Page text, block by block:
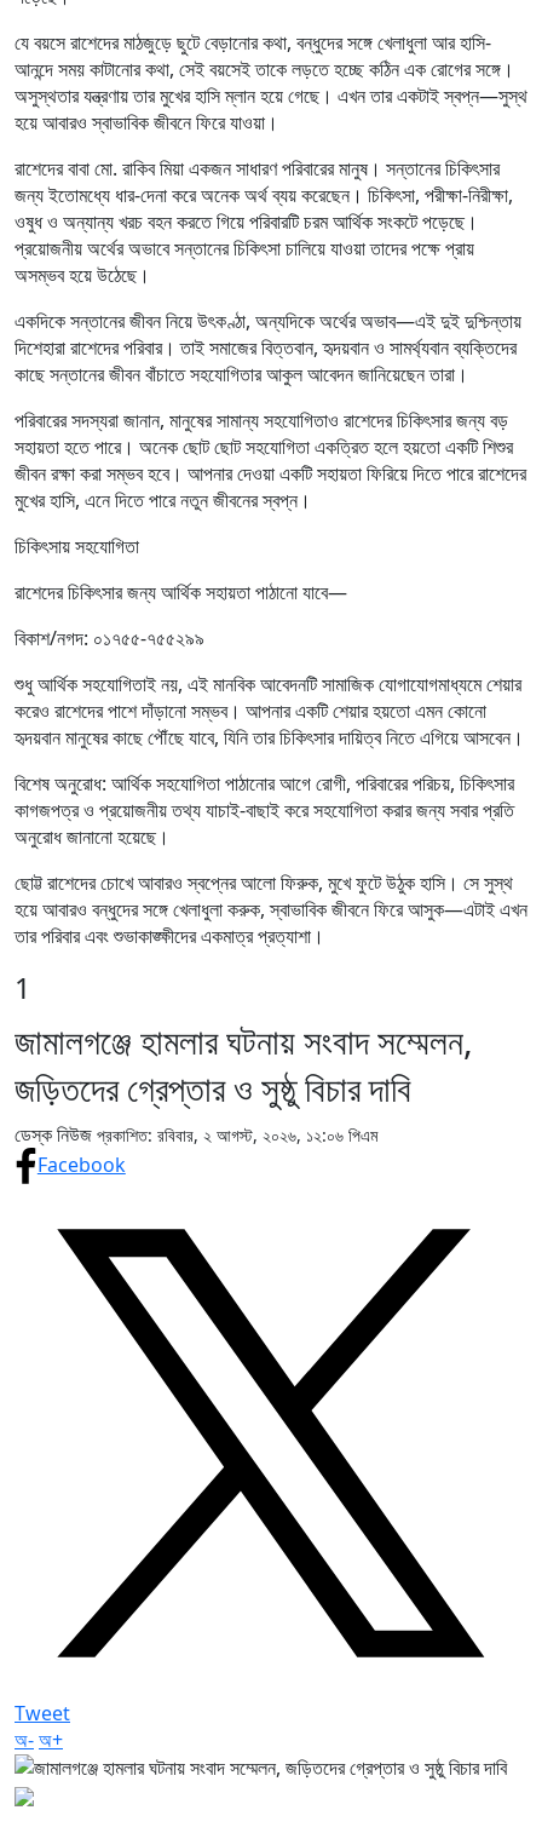
যে বয়সে রাশেদের মাঠজুড়ে ছুটে বেড়ানোর কথা, বন্ধুদের সঙ্গে খেলাধুলা আর হাসি-
আনন্দে সময় কাটানোর কথা, সেই বয়সেই তাকে লড়তে হচ্ছে কঠিন এক রোগের সঙ্গে।
অসুস্থতার যন্ত্রণায় তার মুখের হাসি ম্লান হয়ে গেছে। এখন তার একটাই স্বপ্ন—সুস্থ
হয়ে আবারও স্বাভাবিক জীবনে ফিরে যাওয়া।
রাশেদের বাবা মো. রাকিব মিয়া একজন সাধারণ পরিবারের মানুষ। সন্তানের চিকিৎসার
জন্য ইতোমধ্যে ধার-দেনা করে অনেক অর্থ ব্যয় করেছেন। চিকিৎসা, পরীক্ষা-নিরীক্ষা,
ওষুধ ও অন্যান্য খরচ বহন করতে গিয়ে পরিবারটি চরম আর্থিক সংকটে পড়েছে।
প্রয়োজনীয় অর্থের অভাবে সন্তানের চিকিৎসা চালিয়ে যাওয়া তাদের পক্ষে প্রায়
অসম্ভব হয়ে উঠেছে।
একদিকে সন্তানের জীবন নিয়ে উৎকণ্ঠা, অন্যদিকে অর্থের অভাব—এই দুই দুশ্চিন্তায়
দিশেহারা রাশেদের পরিবার। তাই সমাজের বিত্তবান, হৃদয়বান ও সামর্থ্যবান ব্যক্তিদের
কাছে সন্তানের জীবন বাঁচাতে সহযোগিতার আকুল আবেদন জানিয়েছেন তারা।
পরিবারের সদস্যরা জানান, মানুষের সামান্য সহযোগিতাও রাশেদের চিকিৎসার জন্য বড়
সহায়তা হতে পারে। অনেক ছোট ছোট সহযোগিতা একত্রিত হলে হয়তো একটি শিশুর
জীবন রক্ষা করা সম্ভব হবে। আপনার দেওয়া একটি সহায়তা ফিরিয়ে দিতে পারে রাশেদের
মুখের হাসি, এনে দিতে পারে নতুন জীবনের স্বপ্ন।
চিকিৎসায় সহযোগিতা
রাশেদের চিকিৎসার জন্য আর্থিক সহায়তা পাঠানো যাবে—
বিকাশ/নগদ: ০১৭৫৫-৭৫৫২৯৯
শুধু আর্থিক সহযোগিতাই নয়, এই মানবিক আবেদনটি সামাজিক যোগাযোগমাধ্যমে শেয়ার
করেও রাশেদের পাশে দাঁড়ানো সম্ভব। আপনার একটি শেয়ার হয়তো এমন কোনো
হৃদয়বান মানুষের কাছে পৌঁছে যাবে, যিনি তার চিকিৎসার দায়িত্ব নিতে এগিয়ে আসবেন।
বিশেষ অনুরোধ: আর্থিক সহযোগিতা পাঠানোর আগে রোগী, পরিবারের পরিচয়, চিকিৎসার
কাগজপত্র ও প্রয়োজনীয় তথ্য যাচাই-বাছাই করে সহযোগিতা করার জন্য সবার প্রতি
অনুরোধ জানানো হয়েছে।
ছোট্ট রাশেদের চোখে আবারও স্বপ্নের আলো ফিরুক, মুখে ফুটে উঠুক হাসি। সে সুস্থ
হয়ে আবারও বন্ধুদের সঙ্গে খেলাধুলা করুক, স্বাভাবিক জীবনে ফিরে আসুক—এটাই এখন
তার পরিবার এবং শুভাকাঙ্ক্ষীদের একমাত্র প্রত্যাশা।
1
জামালগঞ্জে হামলার ঘটনায় সংবাদ সম্মেলন,
জড়িতদের গ্রেপ্তার ও সুষ্ঠু বিচার দাবি
ডেস্ক নিউজ প্রকাশিত: রবিবার, ২ আগস্ট, ২০২৬, ১২:০৬ পিএম
Facebook
Tweet
অ-অ+